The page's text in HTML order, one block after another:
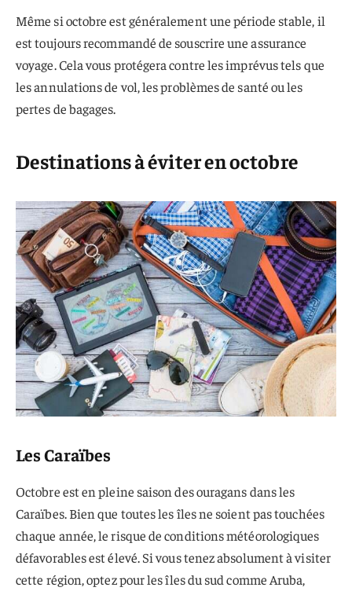
Même si octobre est généralement une période stable, il
est toujours recommandé de souscrire une assurance
voyage. Cela vous protégera contre les imprévus tels que
les annulations de vol, les problèmes de santé ou les
pertes de bagages.
Destinations à éviter en octobre
Les Caraïbes
Octobre est en pleine saison des ouragans dans les
Caraïbes. Bien que toutes les îles ne soient pas touchées
chaque année, le risque de conditions météorologiques
défavorables est élevé. Si vous tenez absolument à visiter
cette région, optez pour les îles du sud comme Aruba,